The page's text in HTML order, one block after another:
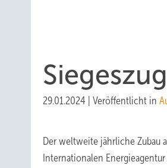
29.01.2024 Veröffentlicht in
Der weltweite jährliche Zubau
Internationalen